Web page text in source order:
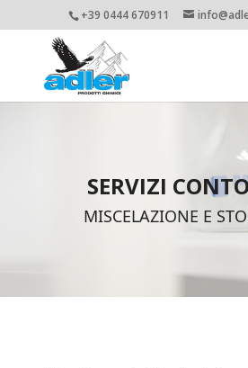
+39 0444 670911
SERVIZI
MISCELAZIONE E